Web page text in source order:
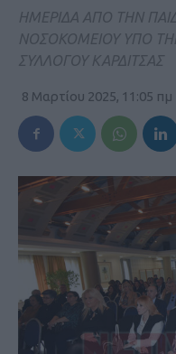
ΗΜΕΡΙΔΑ ΑΠΟ ΤΗΝ
ΝΟΣΟΚΟΜΕΙΟΥ ΥΠΟ ΤΗΝ
ΣΥΛΛΟΓΟΥ ΚΑΡΔΙΤΣΑΣ
8 Μαρτίου 2025, 11:05 πμ